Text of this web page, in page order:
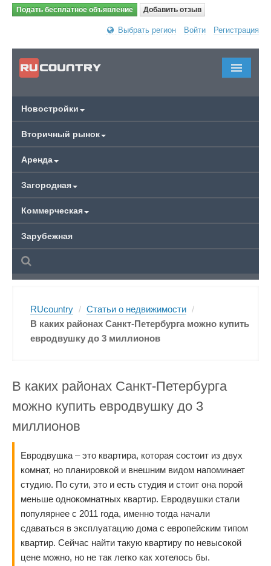
Подать бесплатное объявление Добавить отзыв
Выбрать регион Войти Регистрация
Новостройки
Вторичный рынок
Аренда
Загородная
Коммерческая
Зарубежная
RUcountry / Статьи о недвижимости /
В каких районах Санкт-Петербурга можно купить
евродвушку до 3 миллионов
В каких районах Санкт-Петербурга
можно купить евродвушку до 3
миллионов
Евродвушка – это квартира, которая состоит из двух
комнат, но планировкой и внешним видом напоминает
студию. По сути, это и есть студия и стоит она порой
меньше однокомнатных квартир. Евродвушки стали
популярнее с 2011 года, именно тогда начали
сдаваться в эксплуатацию дома с европейским типом
квартир. Сейчас найти такую квартиру по невысокой
цене можно, но не так легко как хотелось бы.